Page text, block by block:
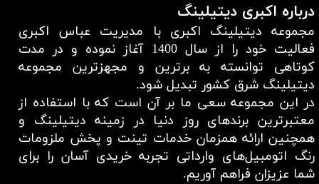
درباره اکبری دیتیلینگ
مجموعه دیتیلینگ اکبری با مدیریت عباس اکبری
فعالیت خود را از سال 1400 آغاز نموده و در مدت
کوتاهی توانسته به برترین و مجهزترین مجموعه
دیتیلینگ شرق کشور تبدیل شود.
در این مجموعه سعی ما بر آن است که با استفاده از
معتبر‌ترین برند‌های روز دنیا در زمینه دیتیلینگ و
همچنین ارائه همزمان خدمات تینت و پخش ملزومات
رنگ اتومبیل‌های وارداتی تجربه خریدی آسان را برای
شما عزیزان فراهم آوریم.​​​​​​​